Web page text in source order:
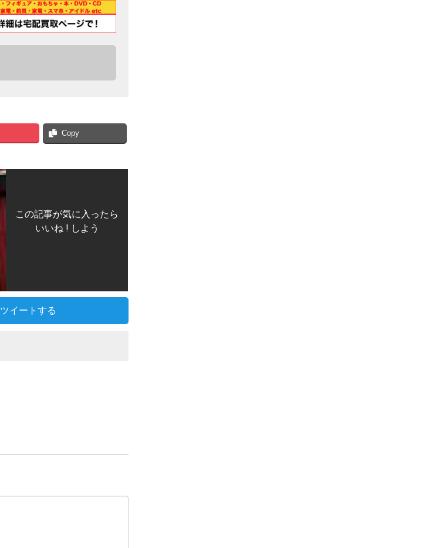
Copy
この記事が気に入ったら
いいね ! しよう
ツイートする